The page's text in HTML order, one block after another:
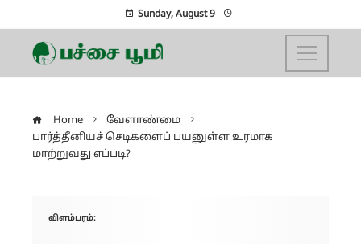
Sunday, August 9
Home
வேளாண்மை
பார்த்தீனியச் செடிகளைப் பயனுள்ள உரமாக
மாற்றுவது எப்படி?
விளம்பரம்: